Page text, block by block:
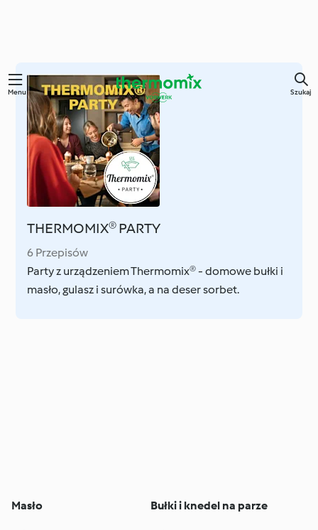
Przejdź
głównej
treści
Menu Szukaj
THERMOMIX® PARTY
6 Przepisów
Party z urządzeniem Thermomix® - domowe bułki i
masło, gulasz i surówka, a na deser sorbet.
Masło Bułki i knedel na parze